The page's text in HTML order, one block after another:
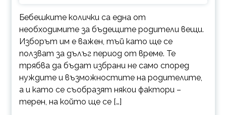
Бебешките колички са една от
необходимите за бъдещите родители вещи.
Изборът им е важен, тъй като ще се
ползват за дълъг период от време. Те
трябва да бъдат избрани не само според
нуждите и възможностите на родителите,
а и като се съобразят някои фактори –
терен, на който ще се […]